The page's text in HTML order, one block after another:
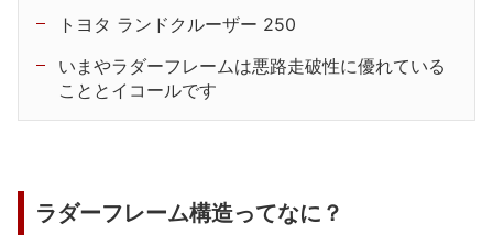
トヨタ ランドクルーザー 250
いまやラダーフレームは悪路走破性に優れている
こととイコールです
ラダーフレーム構造ってなに？